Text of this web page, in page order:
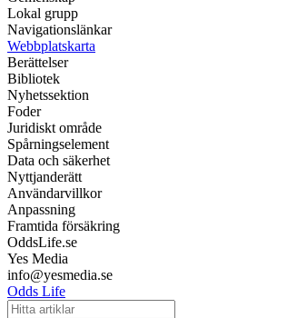
Lokal grupp
Navigationslänkar
Webbplatskarta
Berättelser
Bibliotek
Nyhetssektion
Foder
Juridiskt område
Spårningselement
Data och säkerhet
Nyttjanderätt
Användarvillkor
Anpassning
Framtida försäkring
OddsLife.se
Yes Media
info@yesmedia.se
Odds Life